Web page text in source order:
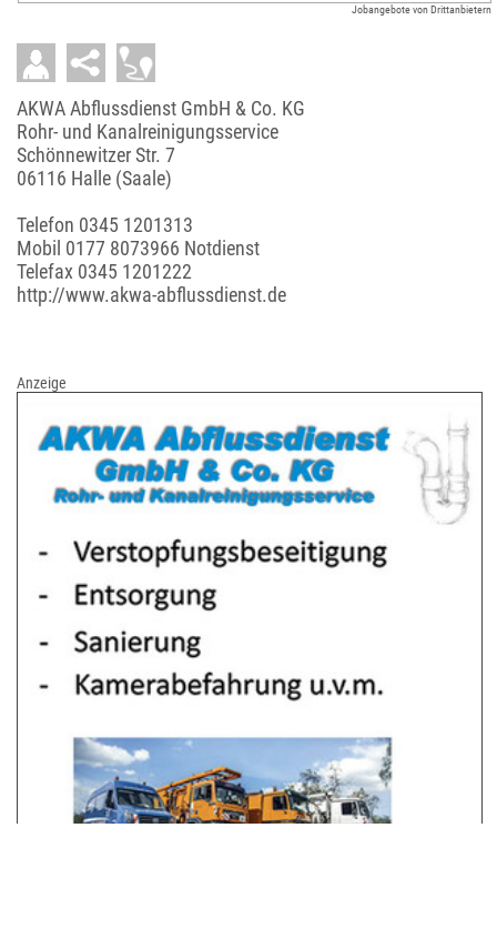
Jobangebote von Drittanbietern
AKWA Abflussdienst GmbH & Co. KG
Rohr- und Kanalreinigungsservice
Schönnewitzer Str. 7
06116 Halle (Saale)
Telefon 0345 1201313
Mobil 0177 8073966 Notdienst
Telefax 0345 1201222
http://www.akwa-abflussdienst.de
Anzeige